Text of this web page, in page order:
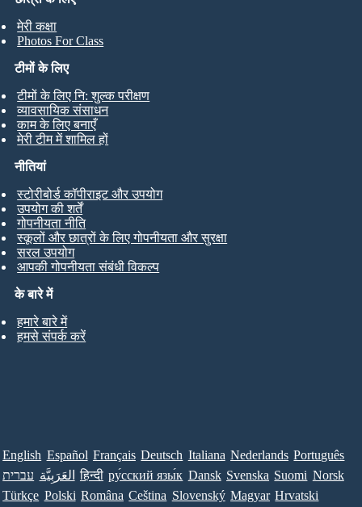
मेरी कक्षा
Photos For Class
टीमों के लिए
टीमों के लिए नि: शुल्क परीक्षण
व्यावसायिक संसाधन
काम के लिए बनाएँ
मेरी टीम में शामिल हों
के बारे में
हमारे बारे में
हमसे संपर्क करें
नीतियां
स्टोरीबोर्ड कॉपीराइट और उपयोग
उपयोग की शर्तें
गोपनीयता नीति
स्कूलों और छात्रों के लिए गोपनीयता और सुरक्षा
सरल उपयोग
आपकी गोपनीयता संबंधी विकल्प
English Español Français Deutsch Italiana Nederlands Português
עברית العَرَبِيَّة हिन्दी ру́сский язы́к Dansk Svenska Suomi Norsk
Türkçe Polski Româna Ceština Slovenský Magyar Hrvatski